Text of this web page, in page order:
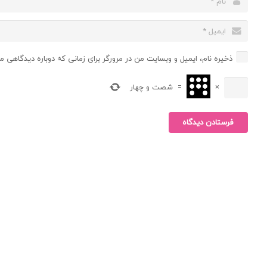
ذخیره نام، ایمیل و وبسایت من در مرورگر برای زمانی که دوباره
×
= شصت و چهار
فرستادن دیدگاه